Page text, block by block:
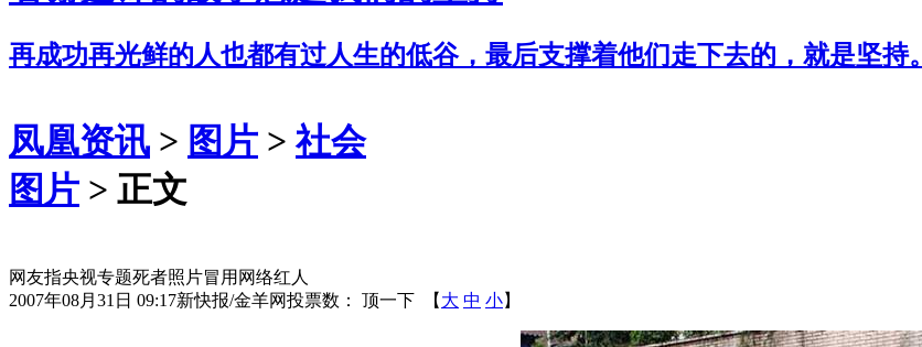
再成功再光鲜的人也都有过人生的低谷，最后支撑着他们走下去的，就是坚持。
凤凰资讯 > 图片 >社会
图片 > 正文
网友指央视专题死者照片冒用网络红人
2007年08月31日 09:17新快报/金羊网投票数： 顶一下 【 大 中 小】